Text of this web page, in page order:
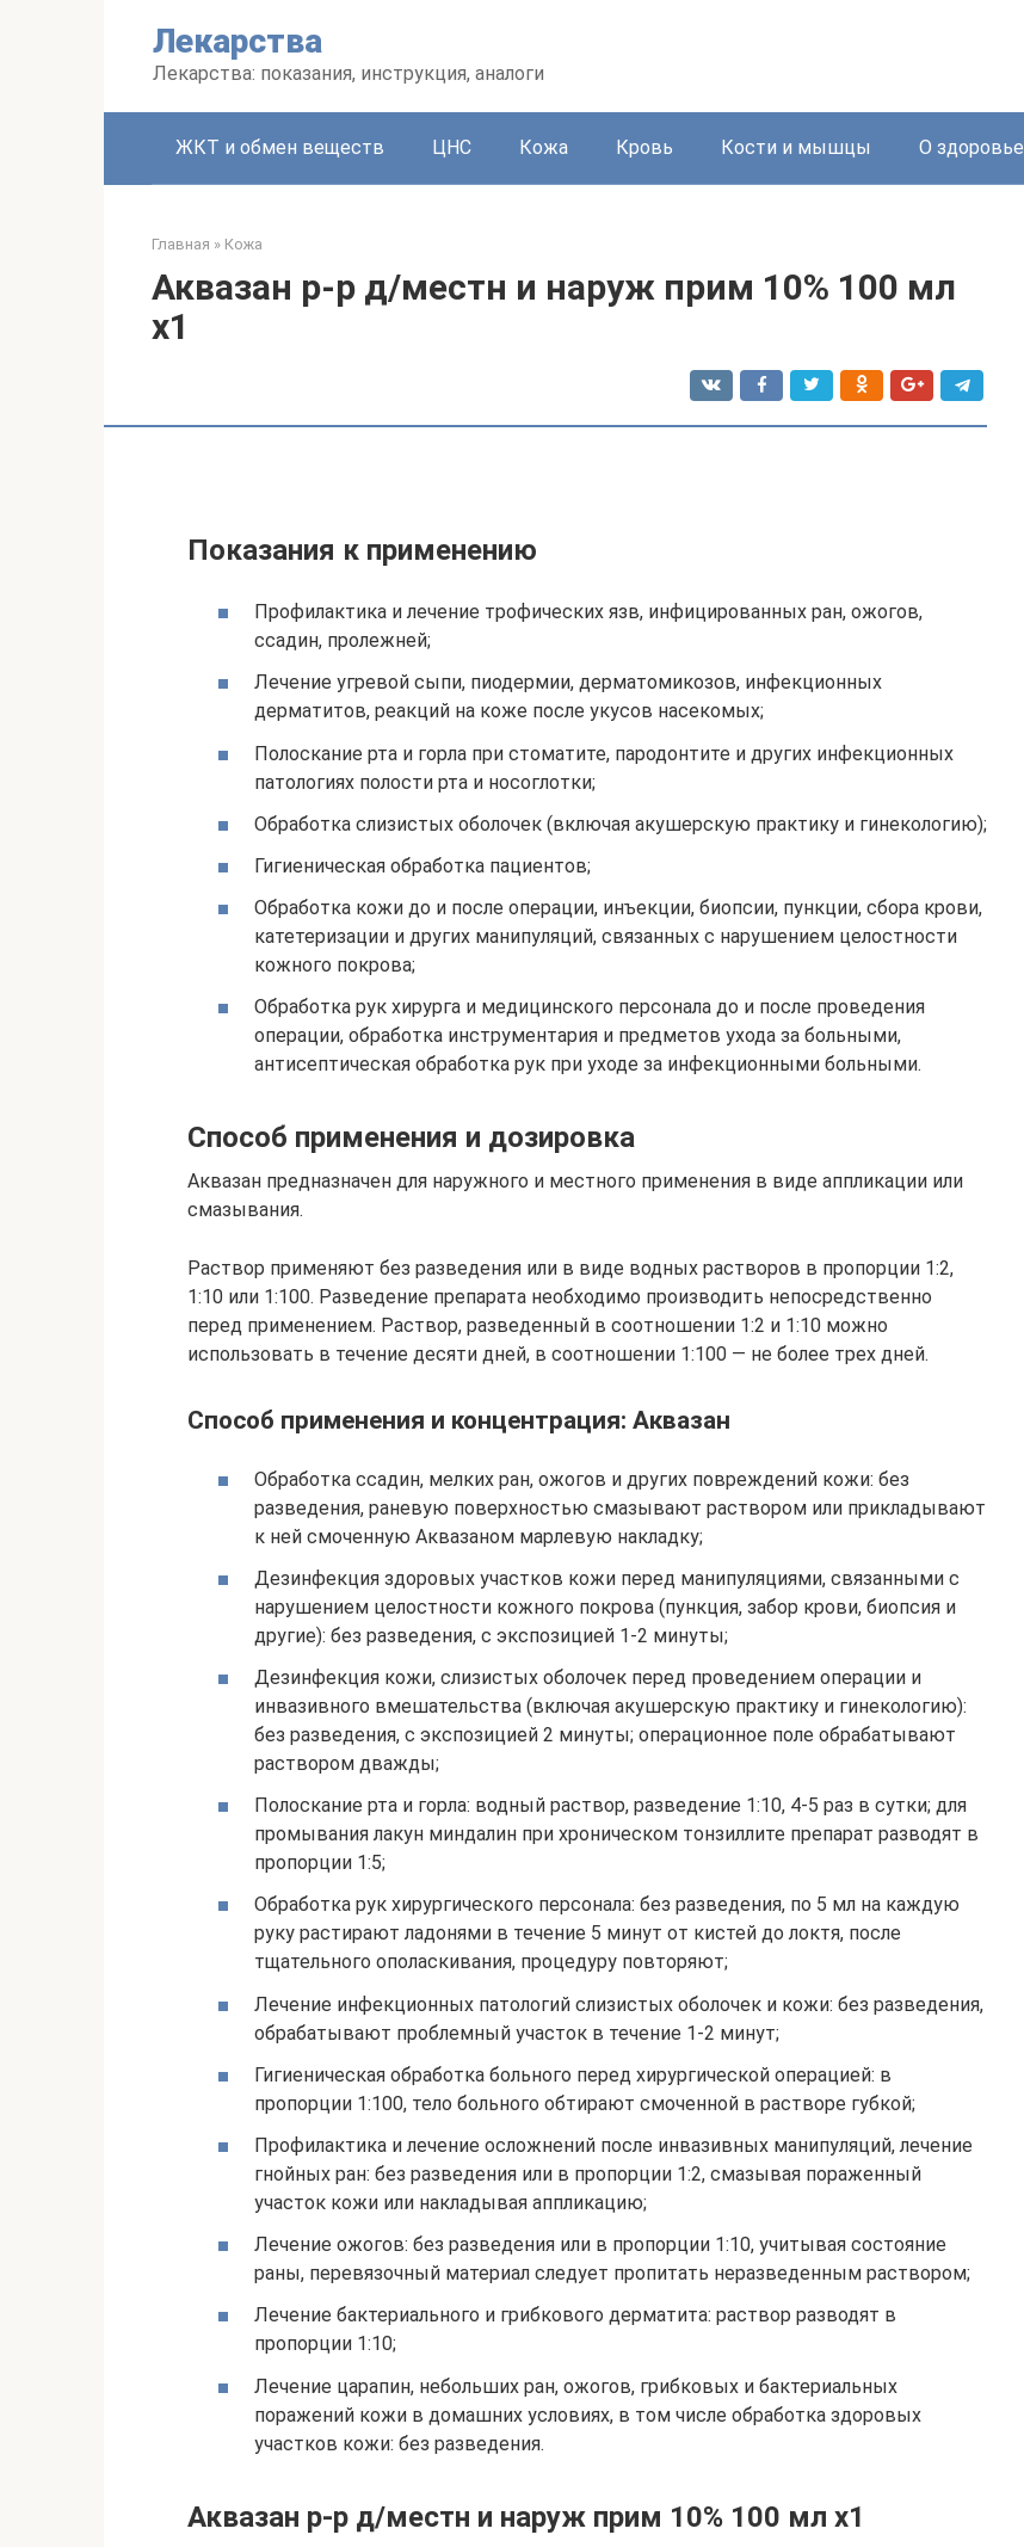
Лекарства
Лекарства: показания, инструкция, аналоги
ЖКТ и обмен веществ ЦНС Кожа Кровь Кости и мышцы О здоровье
Главная » Кожа
Аквазан р-р д/местн и наруж прим 10% 100 мл
x1
Показания к применению
Профилактика и лечение трофических язв, инфицированных ран, ожогов,
ссадин, пролежней;
Лечение угревой сыпи, пиодермии, дерматомикозов, инфекционных
дерматитов, реакций на коже после укусов насекомых;
Полоскание рта и горла при стоматите, пародонтите и других инфекционных
патологиях полости рта и носоглотки;
Обработка слизистых оболочек (включая акушерскую практику и гинекологию);
Гигиеническая обработка пациентов;
Обработка кожи до и после операции, инъекции, биопсии, пункции, сбора крови,
катетеризации и других манипуляций, связанных с нарушением целостности
кожного покрова;
Обработка рук хирурга и медицинского персонала до и после проведения
операции, обработка инструментария и предметов ухода за больными,
антисептическая обработка рук при уходе за инфекционными больными.
Способ применения и дозировка
Аквазан предназначен для наружного и местного применения в виде аппликации или
смазывания.
Раствор применяют без разведения или в виде водных растворов в пропорции 1:2,
1:10 или 1:100. Разведение препарата необходимо производить непосредственно
перед применением. Раствор, разведенный в соотношении 1:2 и 1:10 можно
использовать в течение десяти дней, в соотношении 1:100 — не более трех дней.
Способ применения и концентрация: Аквазан
Обработка ссадин, мелких ран, ожогов и других повреждений кожи: без
разведения, раневую поверхностью смазывают раствором или прикладывают
к ней смоченную Аквазаном марлевую накладку;
Дезинфекция здоровых участков кожи перед манипуляциями, связанными с
нарушением целостности кожного покрова (пункция, забор крови, биопсия и
другие): без разведения, с экспозицией 1-2 минуты;
Дезинфекция кожи, слизистых оболочек перед проведением операции и
инвазивного вмешательства (включая акушерскую практику и гинекологию):
без разведения, с экспозицией 2 минуты; операционное поле обрабатывают
раствором дважды;
Полоскание рта и горла: водный раствор, разведение 1:10, 4-5 раз в сутки; для
промывания лакун миндалин при хроническом тонзиллите препарат разводят в
пропорции 1:5;
Обработка рук хирургического персонала: без разведения, по 5 мл на каждую
руку растирают ладонями в течение 5 минут от кистей до локтя, после
тщательного ополаскивания, процедуру повторяют;
Лечение инфекционных патологий слизистых оболочек и кожи: без разведения,
обрабатывают проблемный участок в течение 1-2 минут;
Гигиеническая обработка больного перед хирургической операцией: в
пропорции 1:100, тело больного обтирают смоченной в растворе губкой;
Профилактика и лечение осложнений после инвазивных манипуляций, лечение
гнойных ран: без разведения или в пропорции 1:2, смазывая пораженный
участок кожи или накладывая аппликацию;
Лечение ожогов: без разведения или в пропорции 1:10, учитывая состояние
раны, перевязочный материал следует пропитать неразведенным раствором;
Лечение бактериального и грибкового дерматита: раствор разводят в
пропорции 1:10;
Лечение царапин, небольших ран, ожогов, грибковых и бактериальных
поражений кожи в домашних условиях, в том числе обработка здоровых
участков кожи: без разведения.
Аквазан р-р д/местн и наруж прим 10% 100 мл x1